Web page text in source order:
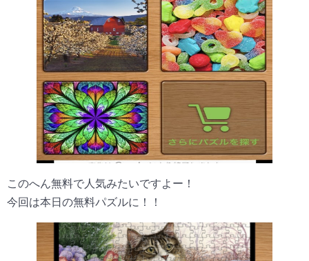
このへん無料で人気みたいですよー！
今回は本日の無料パズルに！！